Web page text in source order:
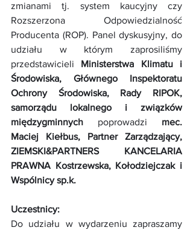
zmianami tj. system kaucyjny czy
Rozszerzona Odpowiedzialność
Producenta (ROP). Panel dyskusyjny, do
udziału w którym zaprosiliśmy
przedstawicieli Ministerstwa Klimatu i
Środowiska, Głównego Inspektoratu
Ochrony Środowiska, Rady RIPOK,
samorządu lokalnego i związków
międzygminnych poprowadzi mec.
Maciej Kiełbus, Partner Zarządzający,
ZIEMSKI&PARTNERS KANCELARIA
PRAWNA Kostrzewska, Kołodziejczak i
Wspólnicy sp.k.
Uczestnicy:
Do udziału w wydarzeniu zapraszamy